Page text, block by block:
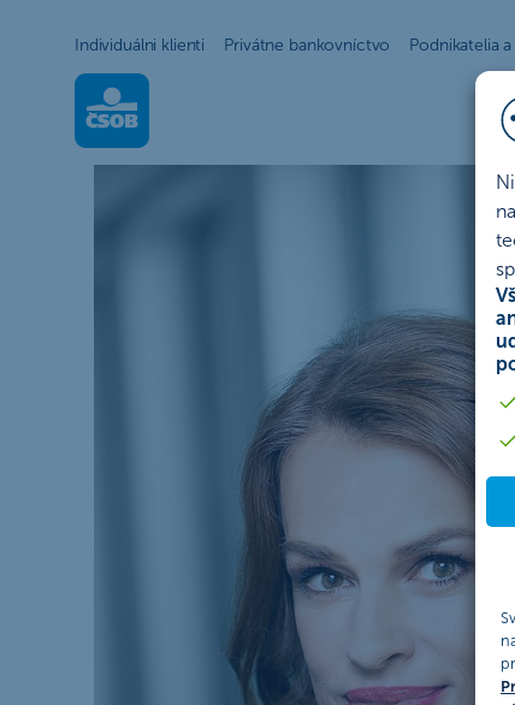
Individuálni klienti Privátne bankovníctvo Podnikatelia
PODCAST Na drobné: Prečo